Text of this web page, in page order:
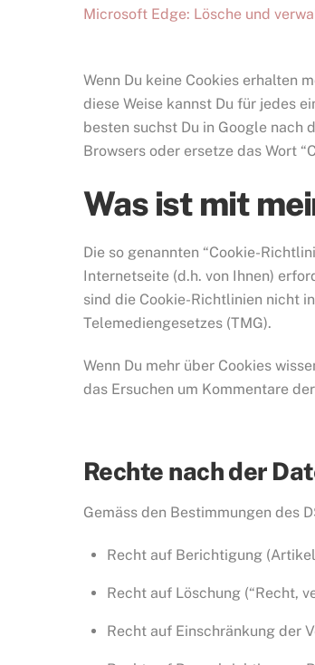
Microsoft Edge: Lösche und
Wenn Du keine Cookies erhalten
diese Weise kannst Du für jedes
besten suchst Du in Google nach
Browsers oder ersetze das Wort
Was ist mit
Die so genannten “Cookie-
Internetseite (d.h. von Ihnen)
sind die Cookie-Richtlinien nicht
Telemediengesetzes (TMG).
Wenn Du mehr über Cookies
das Ersuchen um Kommentare
Rechte nach der
Gemäss den Bestimmungen des
Recht auf Berichtigung (Artikel
Recht auf Löschung (“Recht,
Recht auf Einschränkung der